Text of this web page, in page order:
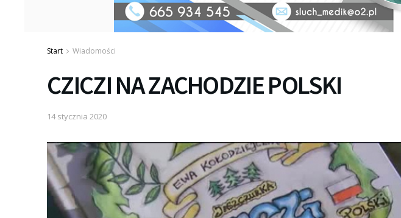
Start Wiadomości
CZICZI NA ZACHODZIE POLSKI
14 stycznia 2020